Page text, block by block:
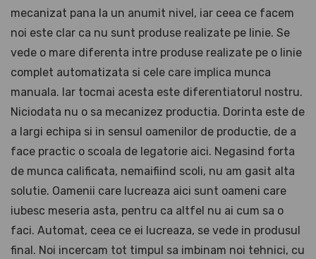
mecanizat pana la un anumit nivel, iar ceea ce facem
noi este clar ca nu sunt produse realizate pe linie. Se
vede o mare diferenta intre produse realizate pe o linie
complet automatizata si cele care implica munca
manuala. Iar tocmai acesta este diferentiatorul nostru.
Niciodata nu o sa mecanizez productia. Dorinta este de
a largi echipa si in sensul oamenilor de productie, de a
face practic o scoala de legatorie aici. Negasind forta
de munca calificata, nemaifiind scoli, nu am gasit alta
solutie. Oamenii care lucreaza aici sunt oameni care
iubesc meseria asta, pentru ca altfel nu ai cum sa o
faci. Automat, ceea ce ei lucreaza, se vede in produsul
final. Noi incercam tot timpul sa imbinam noi tehnici, cu